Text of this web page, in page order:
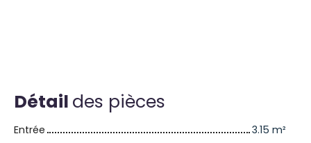
Détail des pièces
Entrée
3.15 m²